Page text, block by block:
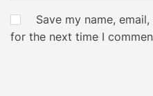
Save my name,
for the next time I